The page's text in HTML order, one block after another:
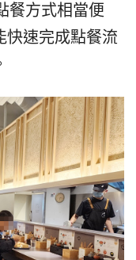
餐方式相當便
快速完成點餐流